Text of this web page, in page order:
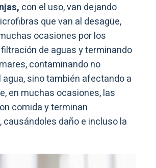
con el uso, van dejando
que van al desagüe,
ocasiones por los
de aguas y terminando
contaminando no
sino también afectando a
en muchas ocasiones, las
comida y terminan
causándoles daño e incluso la